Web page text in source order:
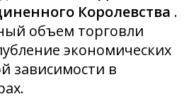
Королевства .
объем торговли
экономических
зависимости в